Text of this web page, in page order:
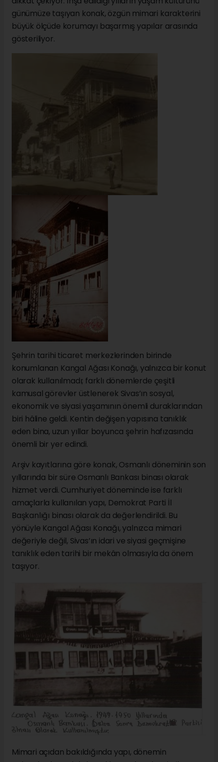
günümüze taşıyan konak, özgün mimari karakterini
büyük ölçüde korumayı başarmış yapılar arasında
gösteriliyor.
Şehrin tarihi ticaret merkezlerinden birinde
konumlanan Kangal Ağası Konağı, yalnızca bir konut
olarak kullanılmadı; farklı dönemlerde çeşitli
kamusal görevler üstlenerek Sivas’ın sosyal,
ekonomik ve siyasi yaşamının önemli duraklarından
biri hâline geldi. Kentin değişen yapısına tanıklık
eden bina, uzun yıllar boyunca şehrin hafızasında
önemli bir yer edindi.
Arşiv kayıtlarına göre konak, Osmanlı döneminin son
yıllarında bir süre Osmanlı Bankası binası olarak
hizmet verdi. Cumhuriyet döneminde ise farklı
amaçlarla kullanılan yapı, Demokrat Parti İl
Başkanlığı binası olarak da değerlendirildi. Bu
yönüyle Kangal Ağası Konağı, yalnızca mimari
değeriyle değil, Sivas’ın idari ve siyasi geçmişine
tanıklık eden tarihi bir mekân olmasıyla da önem
taşıyor.
Mimari açıdan bakıldığında yapı, dönemin